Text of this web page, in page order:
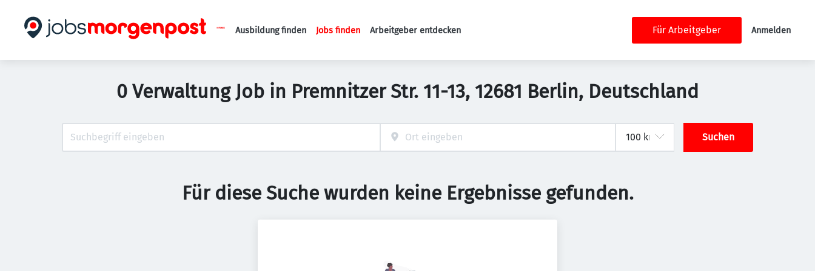
Haupt-Navigation
Ausbildung finden Jobs finden Arbeitgeber entdecken Für Arbeitgeber Anmelden
0 Verwaltung Job in Premnitzer Str. 11-13, 12681 Berlin, Deutschland
Suchen
Für diese Suche wurden keine Ergebnisse gefunden.